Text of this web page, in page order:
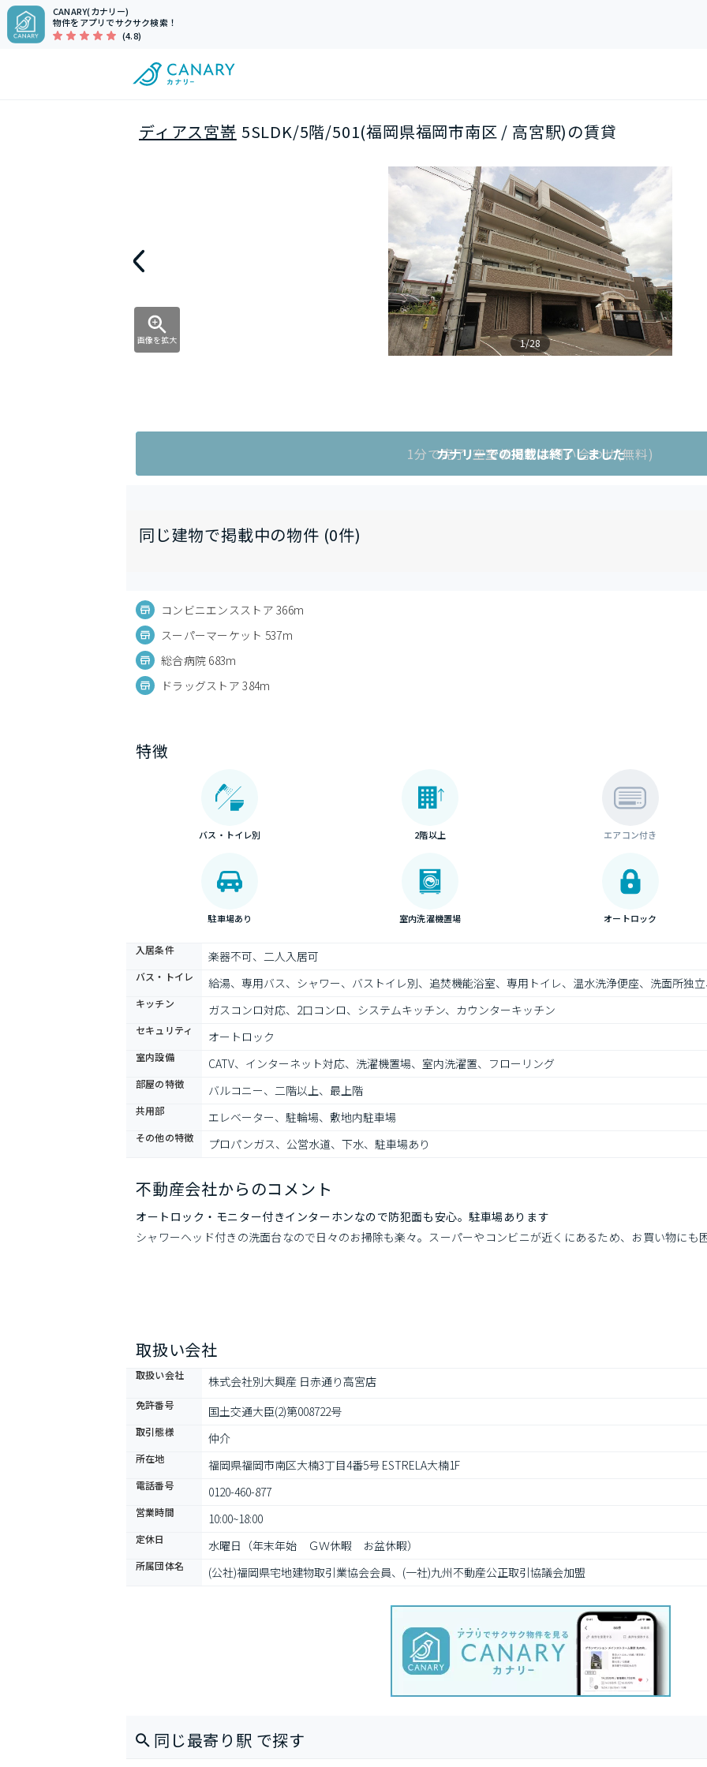
CANARY(カナリー)
物件をアプリでサクサク検索！
(4.8)
ディアス宮嵜 5SLDK/5階/501(福岡県福岡市南区 / 高宮駅)の賃貸
画像を拡大 1/28
1分で完了!空室状況をお問い合わせ(無料)
カナリーでの掲載は終了しました
同じ建物で掲載中の物件 (0件)
コンビニエンスストア 366m
スーパーマーケット 537m
総合病院 683m
ドラッグストア 384m
特徴
バス・トイレ別 2階以上 エアコン付き
駐車場あり 室内洗濯機置場 オートロック
入居条件 楽器不可、二人入居可
バス・トイレ 給湯、専用バス、シャワー、バストイレ別、追焚機能浴室、専用トイレ、温水洗浄便座、洗面所独
キッチン ガスコンロ対応、2口コンロ、システムキッチン、カウンターキッチン
セキュリティ オートロック
室内設備 CATV、インターネット対応、洗濯機置場、室内洗濯置、フローリング
部屋の特徴 バルコニー、二階以上、最上階
共用部 エレベーター、駐輪場、敷地内駐車場
その他の特徴 プロパンガス、公営水道、下水、駐車場あり
不動産会社からのコメント
オートロック・モニター付きインターホンなので防犯面も安心。駐車場あります
シャワーヘッド付きの洗面台なので日々のお掃除も楽々。スーパーやコンビニが近くにあるため、お買い物にも
取扱い会社
取扱い会社 株式会社別大興産 日赤通り高宮店
免許番号 国土交通大臣(2)第008722号
取引態様 仲介
所在地 福岡県福岡市南区大楠3丁目4番5号 ESTRELA大楠1F
電話番号 0120-460-877
営業時間 10:00~18:00
定休日 水曜日（年末年始　ＧＷ休暇　お盆休暇）
所属団体名 (公社)福岡県宅地建物取引業協会会員、(一社)九州不動産公正取引協議会加盟
同じ最寄り駅 で探す